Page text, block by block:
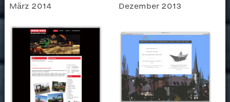
März 2014 Dezember 2013